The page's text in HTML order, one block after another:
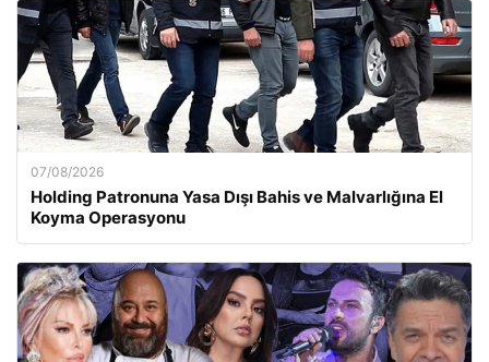
07/08/2026
Holding Patronuna Yasa Dışı Bahis ve Malvarlığına El
Koyma Operasyonu